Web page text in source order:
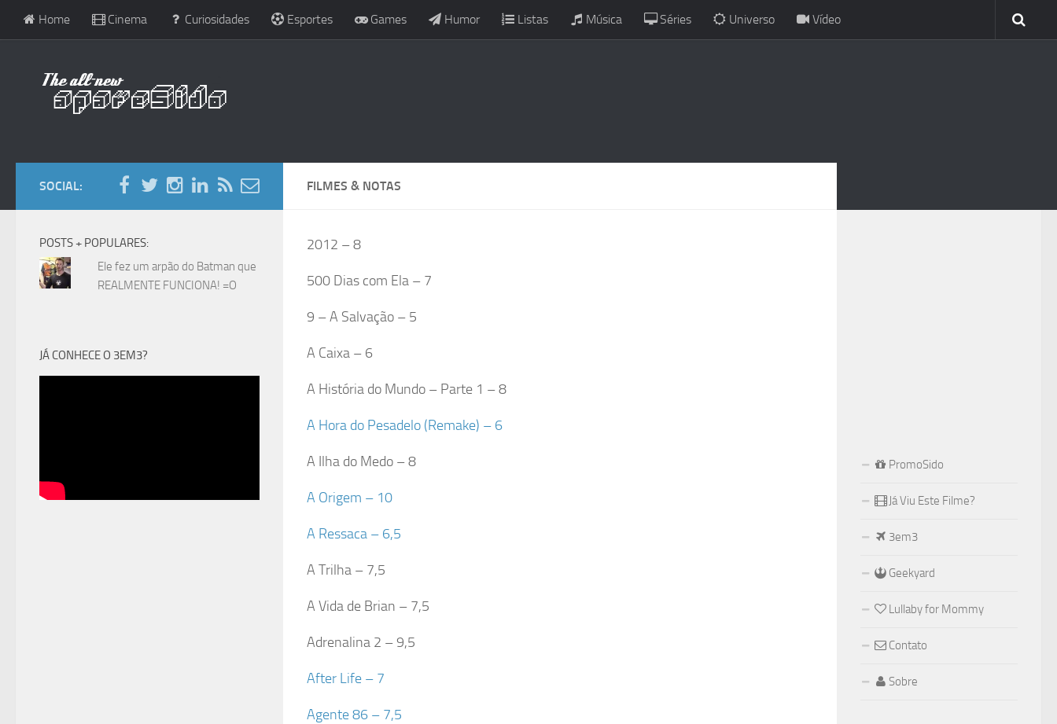
Home Cinema Curiosidades Esportes Games Humor Listas Música Séries Universo Vídeo
FILMES & NOTAS
2012 – 8
500 Dias com Ela – 7
9 – A Salvação – 5
A Caixa – 6
A História do Mundo – Parte 1 – 8
A Hora do Pesadelo (Remake) – 6
A Ilha do Medo – 8
A Origem – 10
A Ressaca – 6,5
A Trilha – 7,5
A Vida de Brian – 7,5
Adrenalina 2 – 9,5
After Life – 7
Agente 86 – 7,5
SOCIAL:
POSTS + POPULARES:
Ele fez um arpão do Batman que
REALMENTE FUNCIONA! =O
JÁ CONHECE O 3EM3?
PromoSido
Já Viu Este Filme?
3em3
Geekyard
Lullaby for Mommy
Contato
Sobre